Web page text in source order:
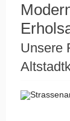
Unsere